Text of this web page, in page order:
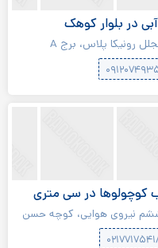
در بلوار کوهک
در سی متری
نیروی هوایی، کوچه حسن